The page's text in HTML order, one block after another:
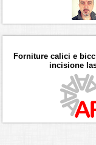
Forniture calici e
incisione